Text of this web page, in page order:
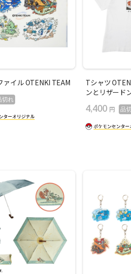
ァイル OTENKI TEAM
切れ
Tシャツ
ンとリザード
4,400 円 品